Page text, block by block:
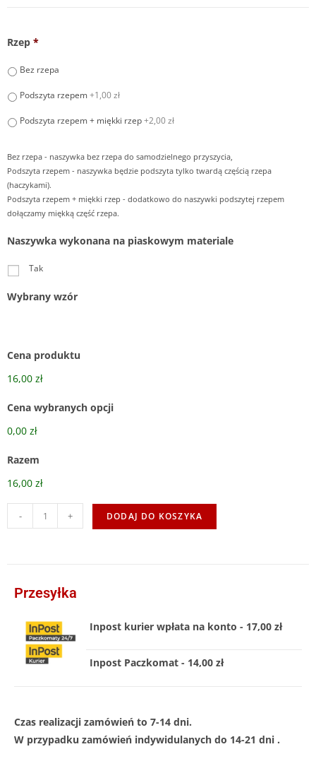
Rzep *
Bez rzepa
Podszyta rzepem+1,00 zł
Podszyta rzepem + miękki rzep+2,00 zł
Bez rzepa - naszywka bez rzepa do samodzielnego przyszycia,
Podszyta rzepem - naszywka będzie podszyta tylko twardą częścią rzepa
(haczykami).
Podszyta rzepem + miękki rzep - dodatkowo do naszywki podszytej rzepem
dołączamy miękką część rzepa.
Naszywka wykonana na piaskowym materiale
Tak
Wybrany wzór
Cena produktu
16,00 zł
Cena wybranych opcji
0,00 zł
Razem
16,00 zł
- + DODAJ DO KOSZYKA
Przesyłka
Inpost kurier wpłata na konto - 17,00 zł
Inpost Paczkomat - 14,00 zł
Czas realizacji zamówień to 7-14 dni.
W przypadku zamówień indywidulanych do 14-21 dni .